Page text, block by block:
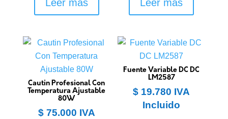
Leer más Leer más
Cautin Profesional Con
Temperatura Ajustable
80W
$75.000 IVA
Fuente Variable DC DC
LM2587
$ 19.780 IVA
Incluido